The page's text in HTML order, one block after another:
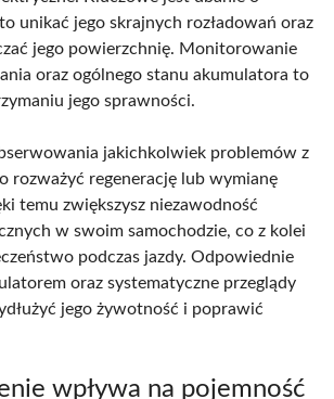
unikać jego skrajnych rozładowań oraz
jego powierzchnię. Monitorowanie
oraz ogólnego stanu akumulatora to
jego sprawności.
jakichkolwiek problemów z
rozważyć regenerację lub wymianę
temu zwiększysz niezawodność
w swoim samochodzie, co z kolei
podczas jazdy. Odpowiednie
oraz systematyczne przeglądy
jego żywotność i poprawić
wpływa na pojemność